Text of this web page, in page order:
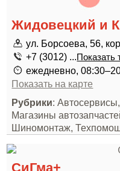
Жидовецкий и К
ул. Борсоева, 56,
+7 (3012) ...Показать
ежедневно,
Показать на карте
Рубрики:
Магазины
Шиномонтаж,
СиГма+